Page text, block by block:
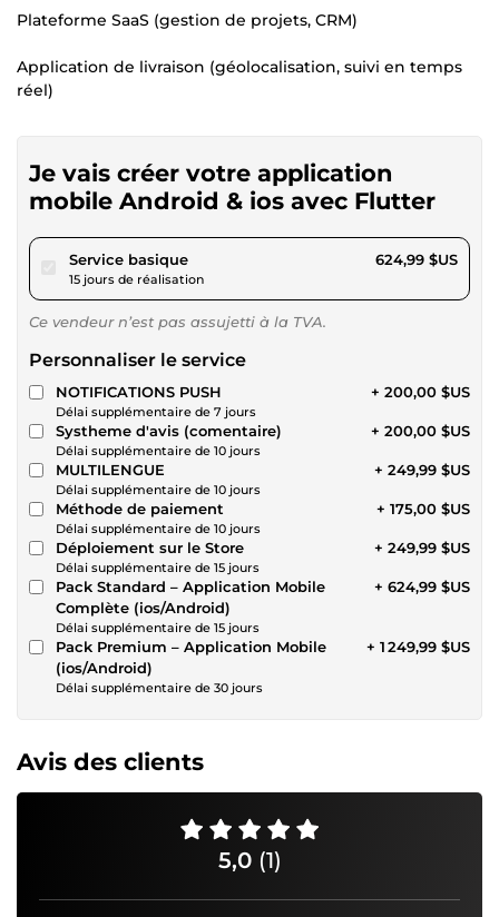
Plateforme SaaS (gestion de projets, CRM)
Application de livraison (géolocalisation, suivi en temps
réel)
Je vais créer votre application
mobile Android & ios avec Flutter
Service basiquepour 576,03 $US
15 jours de réalisation
624,99 $US
Ce vendeur n’est pas assujetti à la TVA.
Personnaliser le service
NOTIFICATIONS PUSH
Délai supplémentaire de 7 jours
+ 200,00 $US
Systheme d'avis (comentaire)
Délai supplémentaire de 10 jours
+ 200,00 $US
MULTILENGUE
Délai supplémentaire de 10 jours
+ 249,99 $US
Méthode de paiement
Délai supplémentaire de 10 jours
+ 175,00 $US
Déploiement sur le Store
Délai supplémentaire de 15 jours
+ 249,99 $US
Pack Standard – Application Mobile
Complète (ios/Android)
Délai supplémentaire de 15 jours
+ 624,99 $US
Pack Premium – Application Mobile
(ios/Android)
Délai supplémentaire de 30 jours
+ 1 249,99 $US
Avis des clients
5,0 (1)